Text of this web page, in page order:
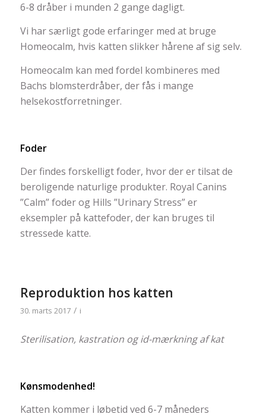
6-8 dråber i munden 2 gange dagligt.
Vi har særligt gode erfaringer med at bruge
Homeocalm, hvis katten slikker hårene af sig selv.
Homeocalm kan med fordel kombineres med
Bachs blomsterdråber, der fås i mange
helsekostforretninger.
Foder
Der findes forskelligt foder, hvor der er tilsat de
beroligende naturlige produkter. Royal Canins
”Calm” foder og Hills ”Urinary Stress” er
eksempler på kattefoder, der kan bruges til
stressede katte.
Reproduktion hos katten
30. marts 2017 / i
Sterilisation, kastration og id-mærkning af kat
Kønsmodenhed!
Katten kommer i løbetid ved 6-7 måneders